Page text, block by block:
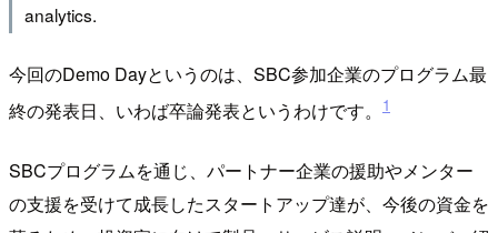
analytics.
今回のDemo Dayというのは、SBC参加企業のプログラム最
終の発表日、いわば卒論発表というわけです。
1
SBCプログラムを通じ、パートナー企業の援助やメンター
の支援を受けて成長したスタートアップ達が、今後の資金を